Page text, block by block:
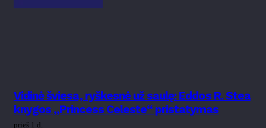
Vidinė šviesa, ryškesnė už saulę: Eddos R. Stea
knygos „Princess Celeste“ pristatymas
prieš 1 d.